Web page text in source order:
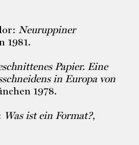
Neuruppiner
1981.
Papier. Eine
in Europa von
1978.
Was ist ein Format?,